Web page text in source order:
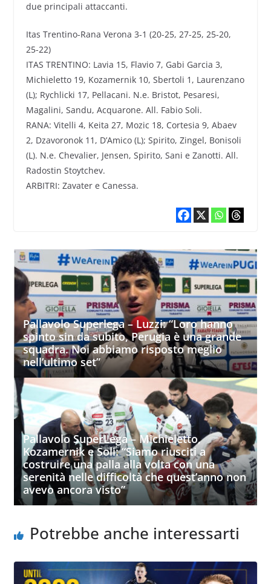
due principali attaccanti.
Itas Trentino-Rana Verona 3-1 (20-25, 27-25, 25-20,
25-22)
ITAS TRENTINO: Lavia 15, Flavio 7, Gabi Garcia 3,
Michieletto 19, Kozamernik 10, Sbertoli 1, Laurenzano
(L); Rychlicki 17, Pellacani. N.e. Bristot, Pesaresi,
Magalini, Sandu, Acquarone. All. Fabio Soli.
RANA: Vitelli 4, Keita 27, Mozic 18, Cortesia 9, Abaev
2, Dzavoronok 11, D’Amico (L); Spirito, Zingel, Bonisoli
(L). N.e. Chevalier, Jensen, Spirito, Sani e Zanotti. All.
Radostin Stoytchev.
ARBITRI: Zavater e Canessa.
Pallavolo Superlega – Luzzi: “Loro hanno
spinto sin da subito, Perugia è una grande
squadra. Noi abbiamo risposto meglio
nell’ultimo set”
Pallavolo SuperLega – Michieletto,
Kozamernik e Soli: “Siamo riusciti a
costruire una palla alla volta con una
serenità nelle difficoltà che quest’anno non
avevo ancora visto”
Potrebbe anche interessarti